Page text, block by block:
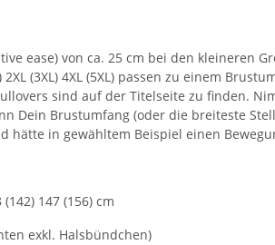
ease) von ca. 25 cm bei den kleineren
(3XL) 4XL (5XL) passen zu einem
sind auf der Titelseite zu finden.
Dein Brustumfang (oder die breiteste
hätte in gewähltem Beispiel einen
147 (156) cm
exkl. Halsbündchen)